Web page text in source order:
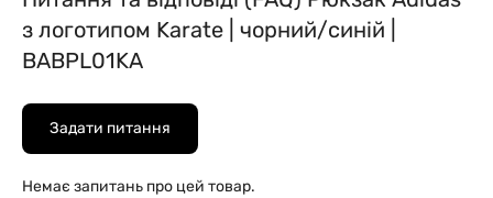
з логотипом Karate | чорний/синій |
BABPL01KA
Задати питання
Немає запитань про цей товар.